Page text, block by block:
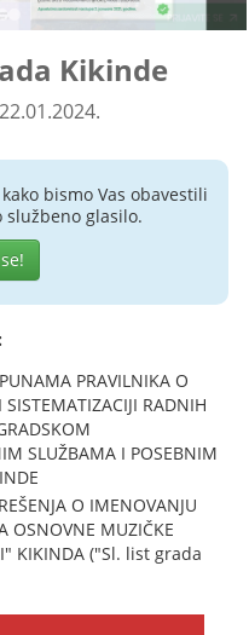
Kikinde
bismo Vas obavestili
službeno glasilo.
PRAVILNIKA O
RADNIH
SLUŽBAMA I POSEBNIM
O IMENOVANJU
OSNOVNE MUZIČKE
KIKINDA ("Sl. list grada